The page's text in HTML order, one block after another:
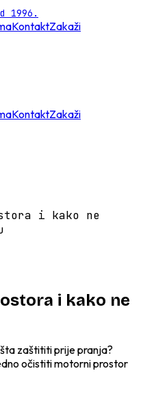
1996.
KontaktZakaži
KontaktZakaži
i kako ne
i kako ne
zaštititi prije pranja?
očistiti motorni prostor